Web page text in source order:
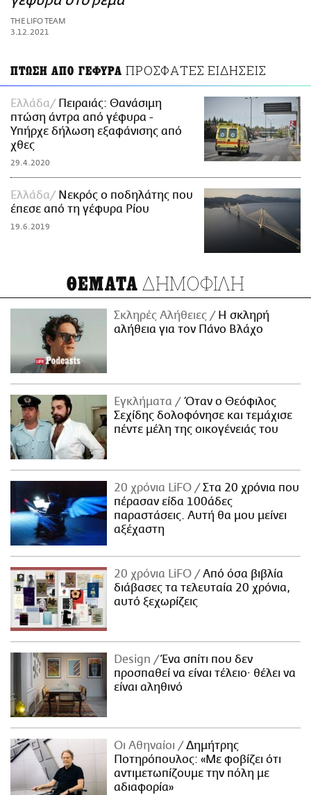
ΑΜΠΑ
PRINT
THE LIFO TEAM
3.12.2021
ΠΤΩΣΗ ΑΠΟ ΓΕΦΥΡΑ ΠΡΟΣΦΑΤΕΣ ΕΙΔΗΣΕΙΣ
Ελλάδα
Πειραιάς: Θανάσιμη
πτώση άντρα από γέφυρα -
Υπήρχε δήλωση εξαφάνισης από
χθες
29.4.2020
Ελλάδα
Νεκρός ο ποδηλάτης που
έπεσε από τη γέφυρα Ρίου
19.6.2019
ΘΕΜΑΤΑ ΔΗΜΟΦΙΛΗ
Σκληρές Αλήθειες
H σκληρή
αλήθεια για τον Πάνο Βλάχο
Εγκλήματα
Όταν ο Θεόφιλος
Σεχίδης δολοφόνησε και τεμάχισε
πέντε μέλη της οικογένειάς του
20 χρόνια LiFO
Στα 20 χρόνια που
πέρασαν είδα 100άδες
παραστάσεις. Αυτή θα μου μείνει
αξέχαστη
20 χρόνια LiFO
Από όσα βιβλία
διάβασες τα τελευταία 20 χρόνια,
αυτό ξεχωρίζεις
Design
Ένα σπίτι που δεν
προσπαθεί να είναι τέλειο· θέλει να
είναι αληθινό
Οι Αθηναίοι
Δημήτρης
Ποτηρόπουλος: «Με φοβίζει ότι
αντιμετωπίζουμε την πόλη με
αδιαφορία»